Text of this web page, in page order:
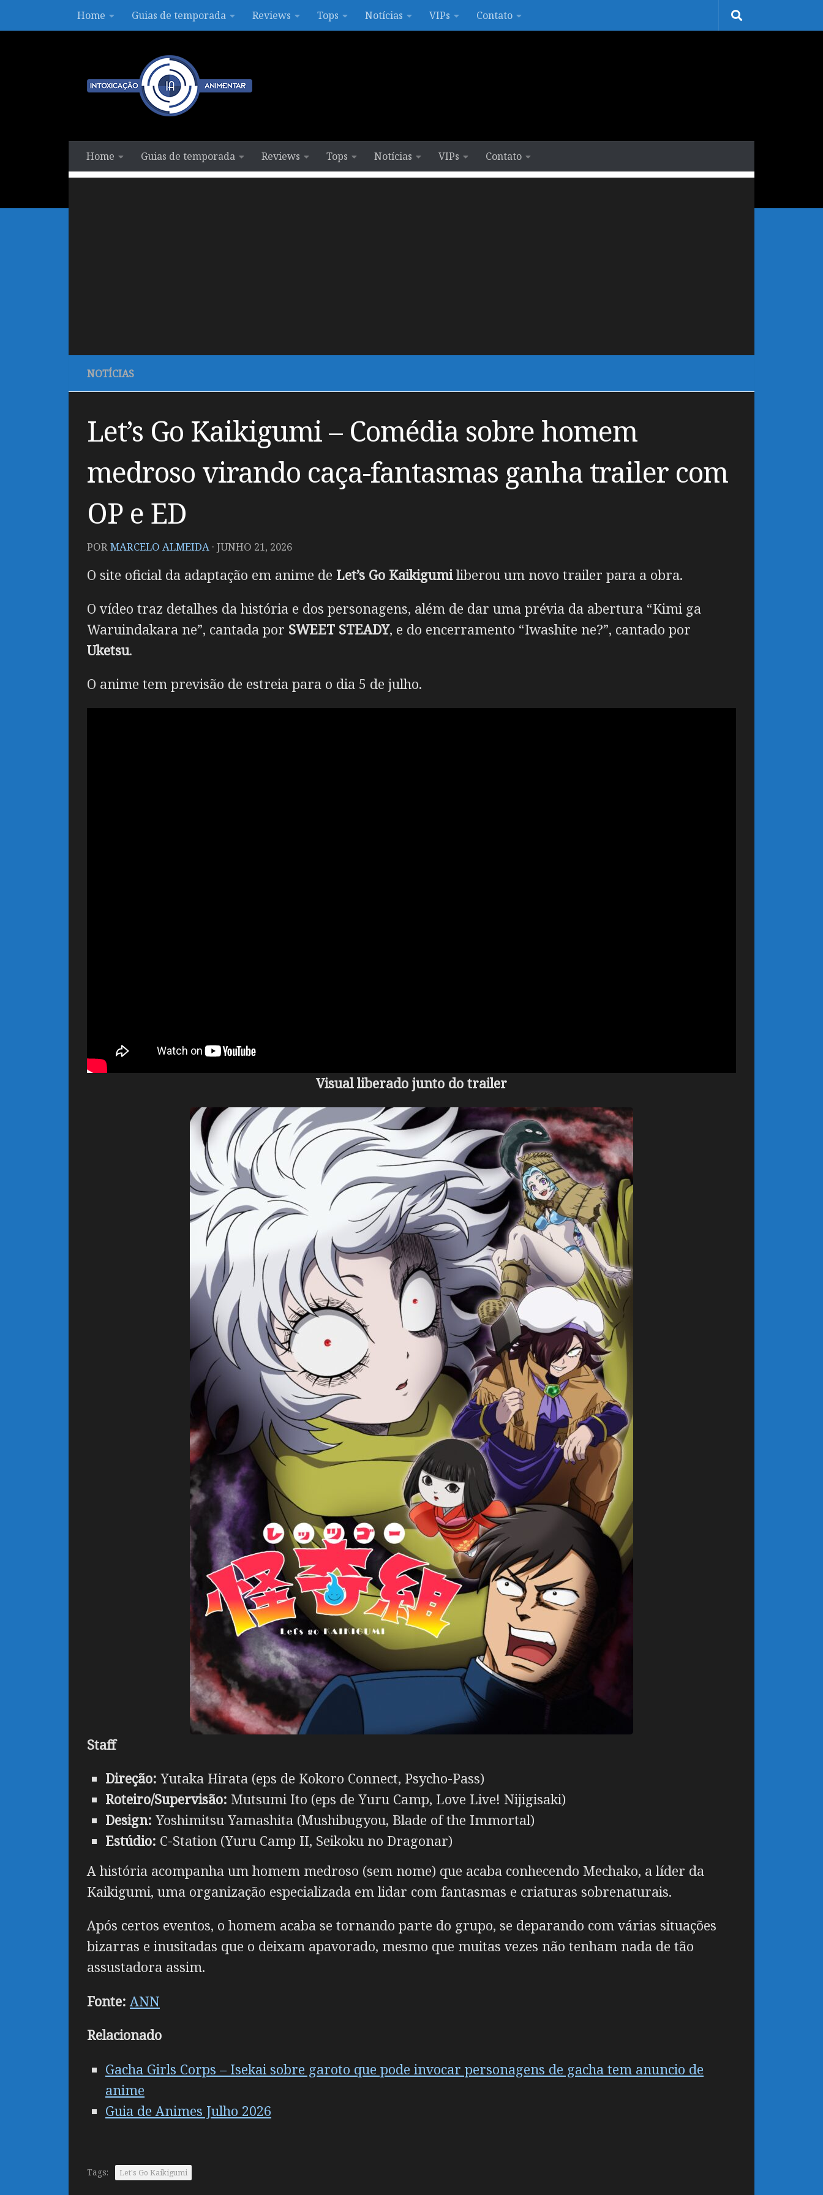
Skip to contentHome Guias de temporada Reviews Tops Notícias VIPs Contato
Home Guias de temporada Reviews Tops Notícias VIPs Contato
NOTÍCIAS
Let’s Go Kaikigumi – Comédia sobre homem
medroso virando caça-fantasmas ganha trailer com
OP e ED
PORMARCELO ALMEIDA · JUNHO 21, 2026
O site oficial da adaptação em anime de Let’s Go Kaikigumiliberou um novo trailer para a obra.
O vídeo traz detalhes da história e dos personagens, além de dar uma prévia da abertura “Kimi ga
Waruindakara ne”, cantada por SWEET STEADY, e do encerramento “Iwashite ne?”, cantado por
Uketsu.
O anime tem previsão de estreia para o dia 5 de julho.
Visual liberado junto do trailer
Staff
Direção: Yutaka Hirata (eps de Kokoro Connect, Psycho-Pass)
Roteiro/Supervisão: Mutsumi Ito (eps de Yuru Camp, Love Live! Nijigisaki)
Design: Yoshimitsu Yamashita (Mushibugyou, Blade of the Immortal)
Estúdio: C-Station (Yuru Camp II, Seikoku no Dragonar)
A história acompanha um homem medroso (sem nome) que acaba conhecendo Mechako, a líder da
Kaikigumi, uma organização especializada em lidar com fantasmas e criaturas sobrenaturais.
Após certos eventos, o homem acaba se tornando parte do grupo, se deparando com várias situações
bizarras e inusitadas que o deixam apavorado, mesmo que muitas vezes não tenham nada de tão
assustadora assim.
Fonte: ANN
Relacionado
Gacha Girls Corps – Isekai sobre garoto que pode invocar personagens de gacha tem anuncio de
anime
Guia de Animes Julho 2026
Tags: Let's Go Kaikigumi